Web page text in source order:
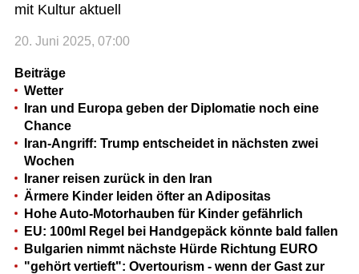
mit Kultur aktuell
20. Juni 2025, 07:00
Beiträge
Wetter
Iran und Europa geben der Diplomatie noch eine
Chance
Iran-Angriff: Trump entscheidet in nächsten zwei
Wochen
Iraner reisen zurück in den Iran
Ärmere Kinder leiden öfter an Adipositas
Hohe Auto-Motorhauben für Kinder gefährlich
EU: 100ml Regel bei Handgepäck könnte bald fallen
Bulgarien nimmt nächste Hürde Richtung EURO
"gehört vertieft": Overtourism - wenn der Gast zur